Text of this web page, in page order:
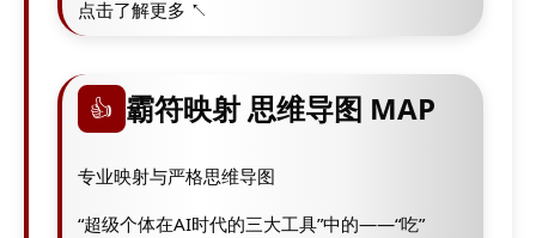
点击了解更多 ↖
👍 霸符映射 思维导图 MAP
专业映射与严格思维导图
“超级个体在AI时代的三大工具”中的——“吃”